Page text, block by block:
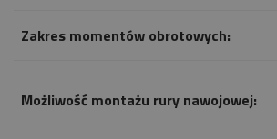
Zakres momentów obrotowych:
Możliwość montażu rury nawojowej: